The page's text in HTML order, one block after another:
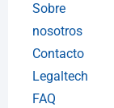
Sobre
nosotros
Contacto
Legaltech
FAQ